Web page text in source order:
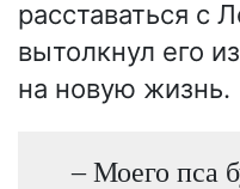
расставаться с
вытолкнул его
на новую жизнь.
– Моего пса